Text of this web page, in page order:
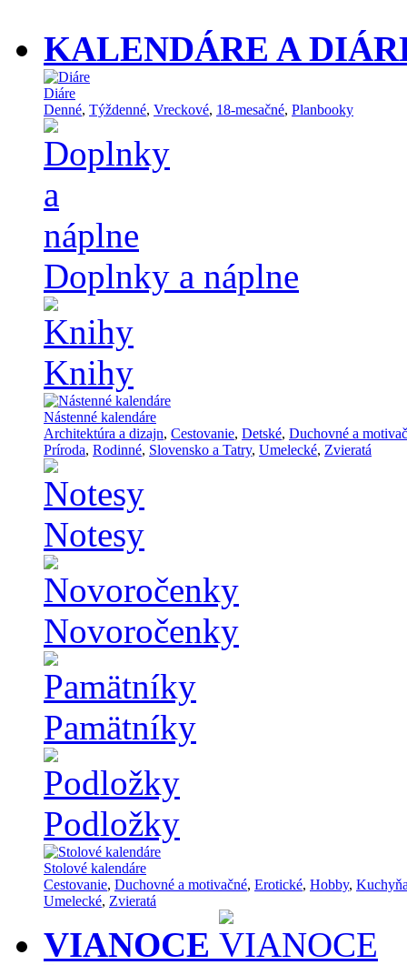
KALENDÁRE A
Diáre
Denné, Týždenné, Vreckové, 18-mesačné, Planbooky
Doplnky a náplne
Knihy
Nástenné kalendáre
Architektúra a dizajn, Cestovanie, Detské, Duchovné a
Príroda, Rodinné, Slovensko a Tatry, Umelecké, Zvieratá
Notesy
Novoročenky
Pamätníky
Podložky
Stolové kalendáre
Cestovanie, Duchovné a motivačné, Erotické, Hobby,
Umelecké, Zvieratá
VIANOCE